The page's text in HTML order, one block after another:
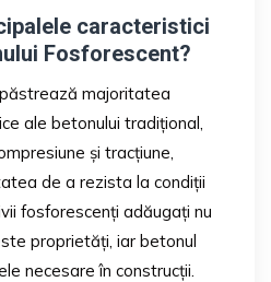
caracteristici
Fosforescent?
majoritatea
ale betonului tradițional,
și tracțiune,
de a rezista la condiții
fosforescenți adăugați nu
proprietăți, iar betonul
necesare în construcții.